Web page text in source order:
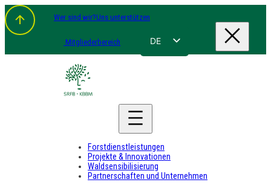
Wer sind wir?Uns unterstützen
Mitgliederbereich DE
Forstdienstleistungen
Projekte & Innovationen
Waldsensibilisierung
Partnerschaften und Unternehmen